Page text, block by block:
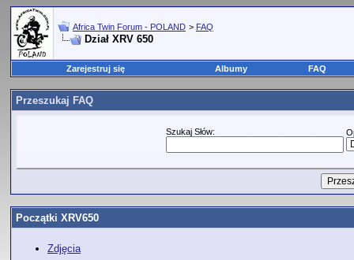
Africa Twin Forum - POLAND > FAQ
Dział XRV 650
Zarejestruj się Albumy FAQ
Przeszukaj FAQ
Szukaj Słów:
Początki XRV650
Zdjęcia